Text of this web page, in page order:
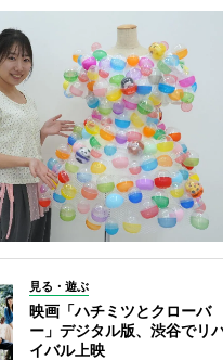
見る・遊ぶ
映画「ハチミツとクローバ
ー」デジタル版、渋谷でリ
イバル上映